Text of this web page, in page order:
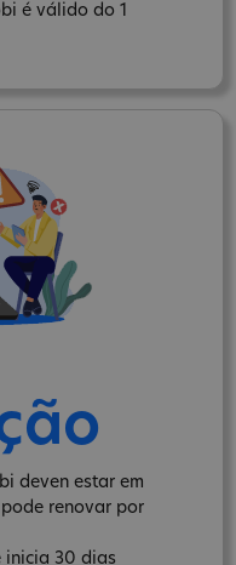
é válido do 1
deven estar em
renovar por
inicia 30 dias